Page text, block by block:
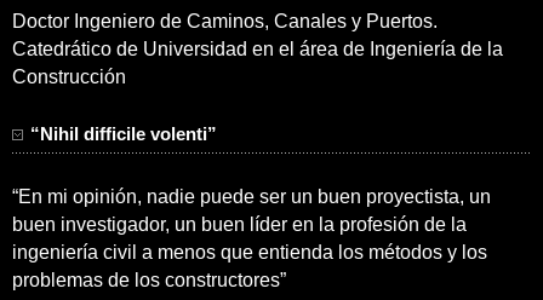
Doctor Ingeniero de Caminos, Canales y Puertos.
Catedrático de Universidad en el área de Ingeniería de la
Construcción
“Nihil difficile volenti”
“En mi opinión, nadie puede ser un buen proyectista, un
buen investigador, un buen líder en la profesión de la
ingeniería civil a menos que entienda los métodos y los
problemas de los constructores”